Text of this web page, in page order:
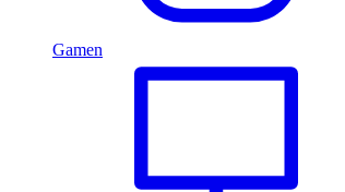
Gamen